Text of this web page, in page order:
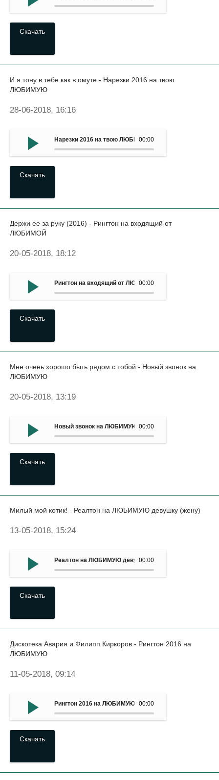
Скачать
И я тону в тебе как в омуте - Нарезки 2016 на твою
ЛЮБИМУЮ
28-06-2018, 16:16
00:00
Нарезки 2016 на твою ЛЮБИМУЮ - И я тону в тебе как в
Скачать
Держи ее за руку (2016) - Рингтон на входящий от
ЛЮБИМОЙ
20-05-2018, 18:12
00:00
Рингтон на входящий от ЛЮБИМОЙ - Держи ее за руку
Скачать
Мне очень хорошо быть рядом с тобой - Новый звонок на
ЛЮБИМУЮ
20-05-2018, 13:19
00:00
Новый звонок на ЛЮБИМУЮ - Мне очень хорошо быть
Скачать
Милый мой котик! - Реалтон на ЛЮБИМУЮ девушку (жену)
13-05-2018, 15:24
00:00
Реалтон на ЛЮБИМУЮ девушку (жену) - Милый мой
Скачать
Дискотека Авария и Филипп Киркоров - Рингтон 2016 на
ЛЮБИМУЮ
11-05-2018, 09:14
00:00
Рингтон 2016 на ЛЮБИМУЮ - Дискотека Авария и
Скачать